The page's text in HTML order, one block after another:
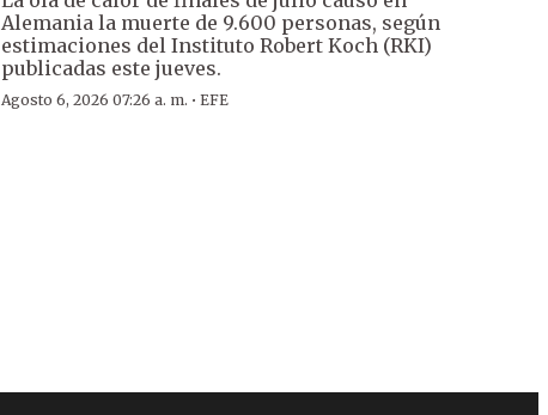
Alemania la muerte de 9.600 personas, según
estimaciones del Instituto Robert Koch (RKI)
publicadas este jueves.
Agosto 6, 2026 07:26 a. m. · EFE